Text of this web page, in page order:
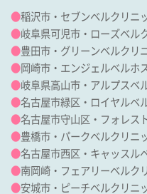
●稲沢市・セブンベルクリニ
●岐阜県可児市・ローズベル
●豊田市・グリーンベルクリ
● 岡崎市・エンジェルベルホ
●岐阜県高山市・アルプスベ
●名古屋市緑区・ロイヤルベ
●名古屋市守山区・フォレス
●豊橋市・パークベルクリニ
●名古屋市西区・キャッスル
●南岡崎・フェアリーベルク
●安城市・ピーチベルクリニ